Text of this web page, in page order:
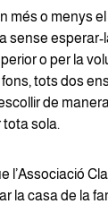
més o menys
sense esperar-
o per la
tots dos
de
tota sola.
l’Associació
la casa de la